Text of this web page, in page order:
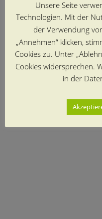
Unsere Seite
Technologien. Mit der
der Verwendung
„Annehmen“ klicken,
Cookies zu. Unter
Cookies widersprechen.
in der